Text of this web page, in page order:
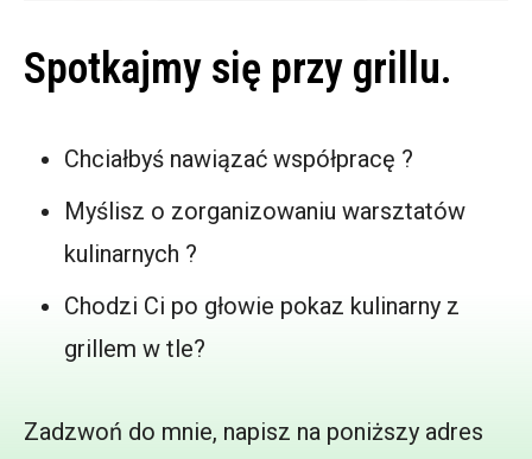
Spotkajmy się przy grillu.
Chciałbyś nawiązać współpracę ?
Myślisz o zorganizowaniu warsztatów
kulinarnych ?
Chodzi Ci po głowie pokaz kulinarny z
grillem w tle?
Zadzwoń do mnie, napisz na poniższy adres